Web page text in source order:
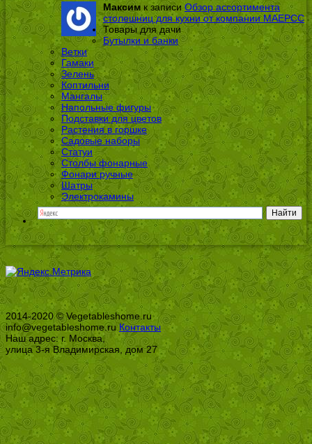
Максимк записи Обзор ассортимента
столешниц для кухни от компании МАЕРСС
Товары для дачи
Бутылки и банки
Ветки
Гамаки
Зелень
Коптильни
Мангалы
Напольные фигуры
Подставки для цветов
Растения в горшке
Садовые наборы
Статуи
Столбы фонарные
Фонари ручные
Шатры
Электрокамины
2014-2020 © Vegetableshome.ru
info@vegetableshome.ruКонтакты
Наш адрес: г. Москва,
улица 3-я Владимирская, дом 27